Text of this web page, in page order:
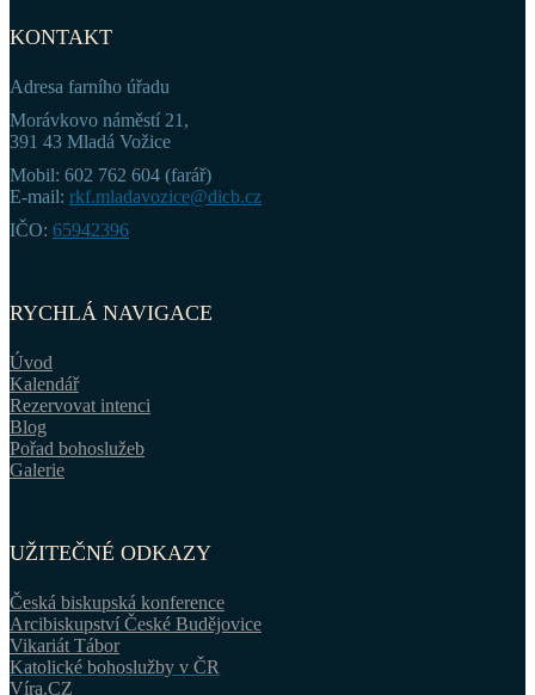
KONTAKT
Adresa farního úřadu
Morávkovo náměstí 21,
391 43 Mladá Vožice
Mobil: 602 762 604 (farář)
E-mail: rkf.mladavozice@dicb.cz
IČO: 65942396
RYCHLÁ NAVIGACE
Úvod
Kalendář
Rezervovat intenci
Blog
Pořad bohoslužeb
Galerie
UŽITEČNÉ ODKAZY
Česká biskupská konference
Arcibiskupství České Budějovice
Vikariát Tábor
Katolické bohoslužby v ČR
Víra.CZ